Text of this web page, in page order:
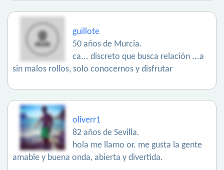
guillote
50 años de Murcia.
ca... discreto que busca relación ...a
sin malos rollos, solo conocernos y disfrutar
oliverr1
82 años de Sevilla.
hola me llamo or. me gusta la gente
amable y buena onda, abierta y divertida.